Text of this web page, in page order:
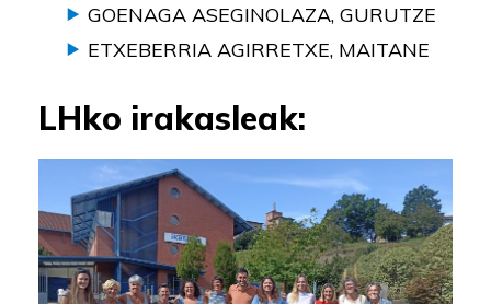
GOENAGA ASEGINOLAZA, GURUTZE
ETXEBERRIA AGIRRETXE, MAITANE
LHko irakasleak: